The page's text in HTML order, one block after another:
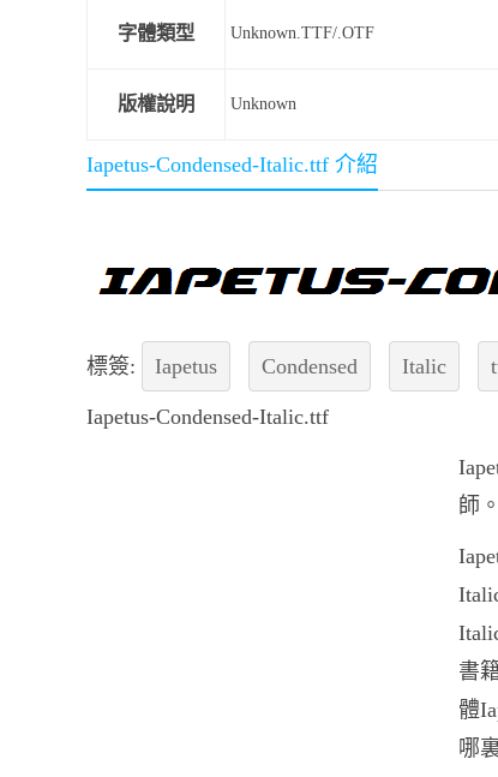
字體類型 Unknown.TTF/.OTF
版權說明 Unknown
Iapetus-Condensed-Italic.ttf 介紹
標簽: Iapetus Condensed Italic
Iapetus-Condensed-Italic.ttf
師。
書
體
哪